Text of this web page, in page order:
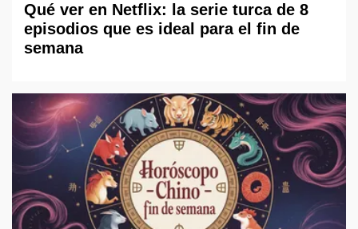
Qué ver en Netflix: la serie turca de 8
episodios que es ideal para el fin de
semana